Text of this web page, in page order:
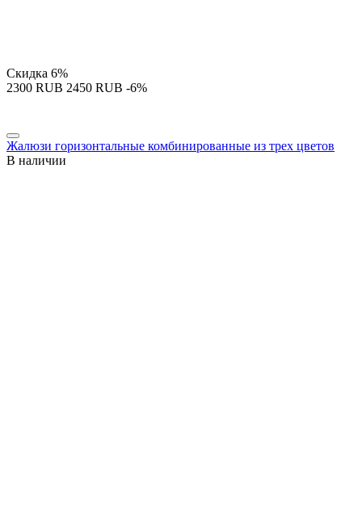
Скидка 6%
‍2300‍ RUB ‍2450‍ RUB -6%
Жалюзи горизонтальные комбинированные из трех цветов
В наличии